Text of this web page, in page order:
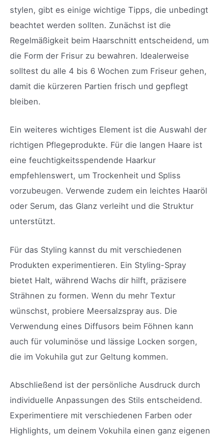
stylen, gibt es einige wichtige Tipps, die unbedingt
beachtet werden sollten. Zunächst ist die
Regelmäßigkeit beim Haarschnitt entscheidend, um
die Form der Frisur zu bewahren. Idealerweise
solltest du alle 4 bis 6 Wochen zum Friseur gehen,
damit die kürzeren Partien frisch und gepflegt
bleiben.
Ein weiteres wichtiges Element ist die Auswahl der
richtigen Pflegeprodukte. Für die langen Haare ist
eine feuchtigkeitsspendende Haarkur
empfehlenswert, um Trockenheit und Spliss
vorzubeugen. Verwende zudem ein leichtes Haaröl
oder Serum, das Glanz verleiht und die Struktur
unterstützt.
Für das Styling kannst du mit verschiedenen
Produkten experimentieren. Ein Styling-Spray
bietet Halt, während Wachs dir hilft, präzisere
Strähnen zu formen. Wenn du mehr Textur
wünschst, probiere Meersalzspray aus. Die
Verwendung eines Diffusors beim Föhnen kann
auch für voluminöse und lässige Locken sorgen,
die im Vokuhila gut zur Geltung kommen.
Abschließend ist der persönliche Ausdruck durch
individuelle Anpassungen des Stils entscheidend.
Experimentiere mit verschiedenen Farben oder
Highlights, um deinem Vokuhila einen ganz eigenen